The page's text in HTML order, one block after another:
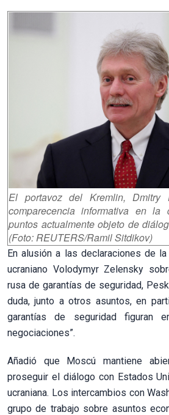
El portavoz del Kremlin, Dmitry
comparecencia informativa en
puntos actualmente objeto de
(Foto: REUTERS/Ramil Sitdikov)
En alusión a las declaraciones de
ucraniano Volodymyr Zelensky
rusa de garantías de seguridad,
duda, junto a otros asuntos, en
garantías de seguridad figuran
negociaciones”.
Añadió que Moscú mantiene
proseguir el diálogo con Estados
ucraniana. Los intercambios con
grupo de trabajo sobre asuntos